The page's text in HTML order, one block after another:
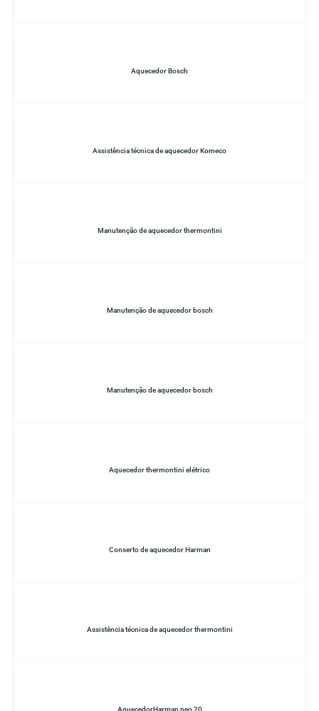
Aquecedor Bosch
Assistência técnica de aquecedor Komeco
Manutenção de aquecedor thermontini
Manutenção de aquecedor bosch
Manutenção de aquecedor bosch
Aquecedor thermontini elétrico
Conserto de aquecedor Harman
Assistência técnica de aquecedor thermontini